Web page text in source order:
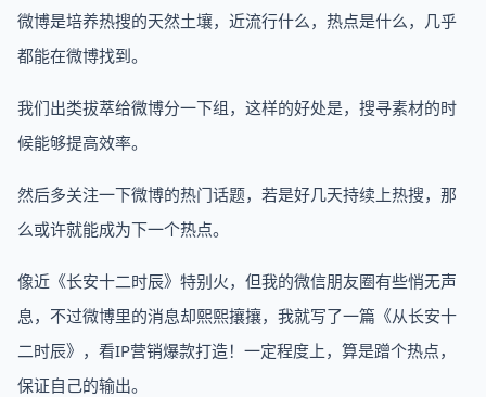
微博是培养热搜的天然土壤，近流行什么，热点是什么，几乎
都能在微博找到。
我们出类拔萃给微博分一下组，这样的好处是，搜寻素材的时
候能够提高效率。
然后多关注一下微博的热门话题，若是好几天持续上热搜，那
么或许就能成为下一个热点。
像近《长安十二时辰》特别火，但我的微信朋友圈有些悄无声
息，不过微博里的消息却熙熙攘攘，我就写了一篇《从长安十
二时辰》，看IP营销爆款打造！一定程度上，算是蹭个热点，
保证自己的输出。